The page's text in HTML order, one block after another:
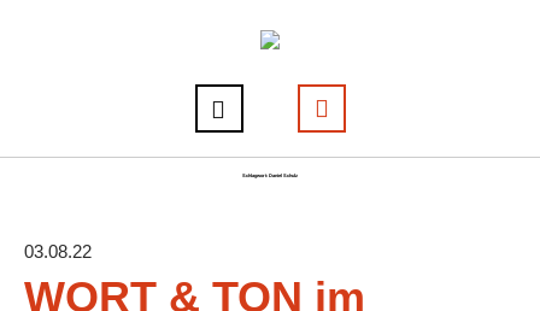
Schlagwort: Daniel Schulz
03.08.22
WORT & TON im